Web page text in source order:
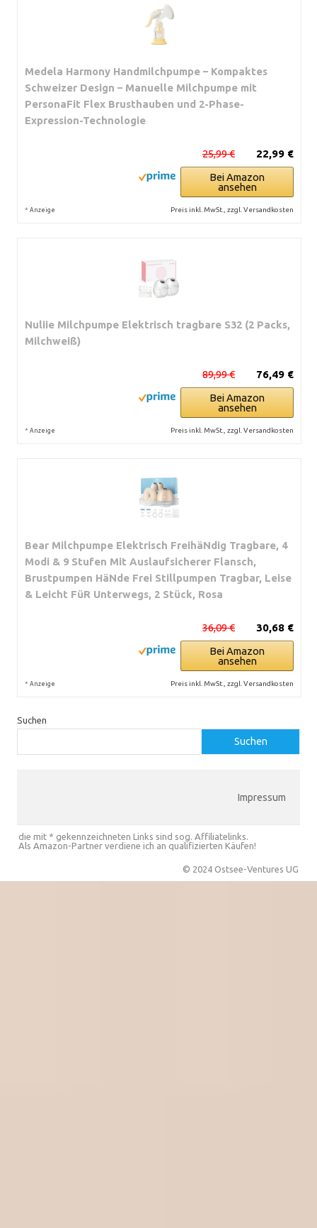
Medela Harmony Handmilchpumpe – Kompaktes
Schweizer Design – Manuelle Milchpumpe mit
PersonaFit Flex Brusthauben und 2-Phase-
Expression-Technologie
22,99 €
25,99 €
Bei Amazon
ansehen
* Anzeige Preis inkl. MwSt., zzgl. Versandkosten
Nuliie Milchpumpe Elektrisch tragbare S32 (2 Packs,
Milchweiß)
76,49 €
89,99 €
Bei Amazon
ansehen
* Anzeige Preis inkl. MwSt., zzgl. Versandkosten
Bear Milchpumpe Elektrisch FreihäNdig Tragbare, 4
Modi & 9 Stufen Mit Auslaufsicherer Flansch,
Brustpumpen HäNde Frei Stillpumpen Tragbar, Leise
& Leicht FüR Unterwegs, 2 Stück, Rosa
30,68 €
36,09 €
Bei Amazon
ansehen
* Anzeige Preis inkl. MwSt., zzgl. Versandkosten
Suchen
Suchen
Impressum
die mit * gekennzeichneten Links sind sog. Affiliatelinks.
Als Amazon-Partner verdiene ich an qualifizierten Käufen!
© 2024 Ostsee-Ventures UG